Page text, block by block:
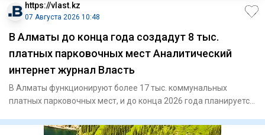
https://vlast.kz
07 Августа 2026 10:48
В Алматы до конца года создадут 8 тыс.
платных парковочных мест Аналитический
интернет журнал Власть
В Алматы функционируют более 17 тыс. коммунальных
платных парковочных мест, и до конца 2026 года планируется